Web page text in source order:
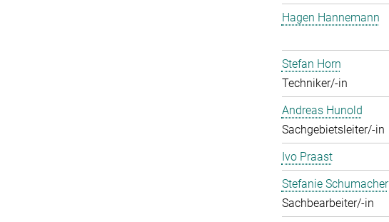
Hagen Hannemann
Stefan Horn
Techniker/-in
Andreas Hunold
Sachgebietsleiter/-in
Ivo Praast
Stefanie Schumacher
Sachbearbeiter/-in